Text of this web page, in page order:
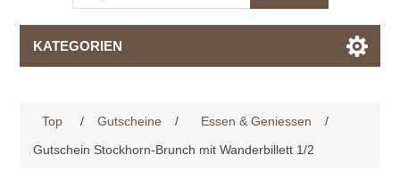
KATEGORIEN
Top / Gutscheine / Essen & Geniessen
/
Gutschein Stockhorn-Brunch mit Wanderbillett 1/2